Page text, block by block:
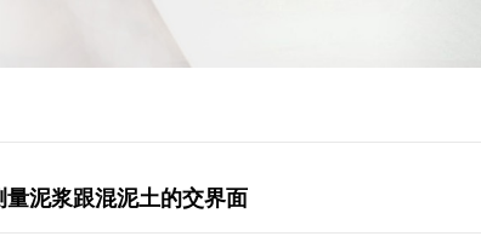
泥浆跟混泥土的交界面